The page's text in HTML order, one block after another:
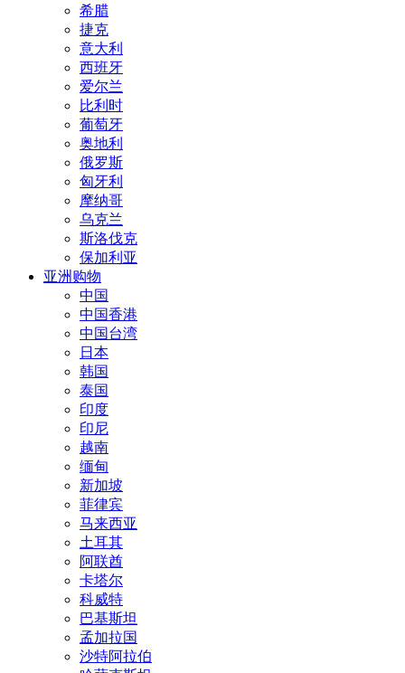
希腊
捷克
意大利
西班牙
爱尔兰
比利时
葡萄牙
奥地利
俄罗斯
匈牙利
摩纳哥
乌克兰
斯洛伐克
保加利亚
亚洲购物
中国
中国香港
中国台湾
日本
韩国
泰国
印度
印尼
越南
缅甸
新加坡
菲律宾
马来西亚
土耳其
阿联酋
卡塔尔
科威特
巴基斯坦
孟加拉国
沙特阿拉伯